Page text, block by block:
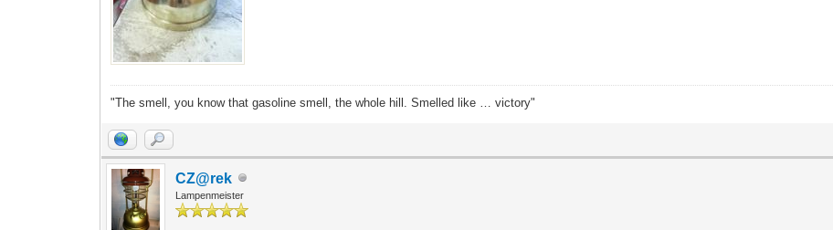
"The smell, you know that gasoline smell, the whole hill. Smelled like … victory"
CZ@rek
Lampenmeister